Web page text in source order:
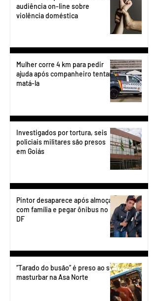
audiência on-line sobre
violência doméstica
Mulher corre 4 km para pedir
ajuda após companheiro tentar
matá-la
Investigados por tortura, seis
policiais militares são presos
em Goiás
Pintor desaparece após almoçar
com família e pegar ônibus no
DF
“Tarado do busão” é preso ao se
masturbar na Asa Norte